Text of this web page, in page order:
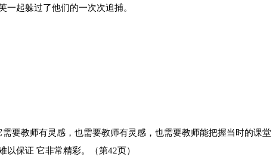
一起躲过了他们的一次次追捕。
要教师有灵感，也需要教师有灵感，也需要教师能把握当时的课堂
保证 它非常精彩。（第42页）